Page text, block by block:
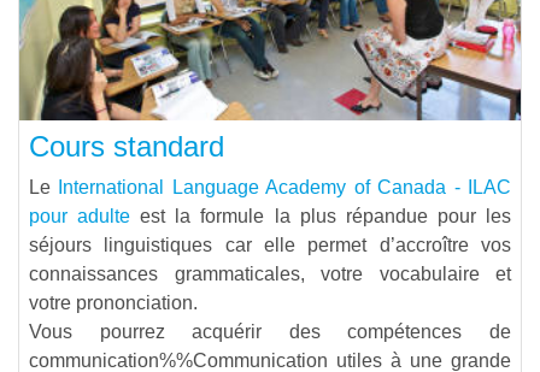
Cours standard
Le
International Language Academy of Canada - ILAC
pour adulte est la formule la plus répandue pour les
séjours linguistiques car elle permet d’accroître vos
connaissances grammaticales, votre vocabulaire et
votre prononciation.
Vous pourrez acquérir des compétences de
communication%%Communication utiles à une grande